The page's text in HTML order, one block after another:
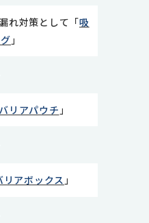
れ対策として「吸
」
バリアパウチ」
リアボックス」